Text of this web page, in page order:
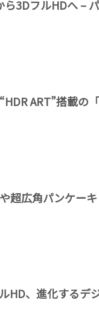
ら3DフルHDへ –
ART”搭載の
や超広角パンケー
HD、進化するデ